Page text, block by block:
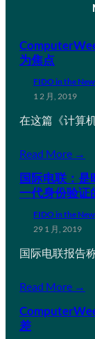
为焦点
FIDO in the
1 2 月, 2019
在这篇《计算
Read More →
国际电联：是
一代身份验证
FIDO in the
29 1 月, 2019
国际电联报告
Read More →
差